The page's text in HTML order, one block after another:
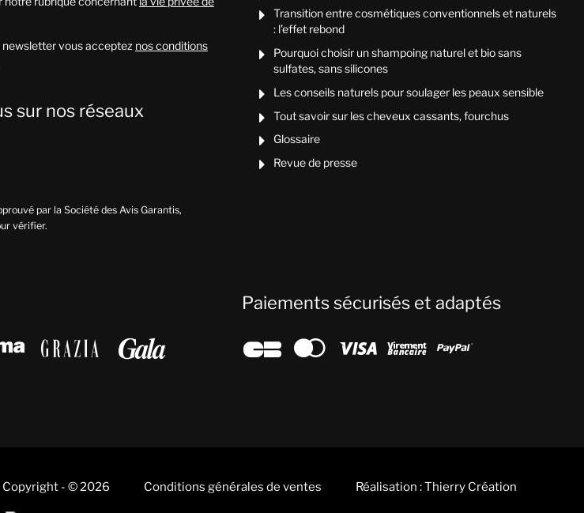
newsletter vous acceptez nos conditions
sur nos réseaux

Transition entre cosmétiques conventionnels et naturels
: l’effet rebond

Pourquoi choisir un shampoing naturel et bio sans
sulfates, sans silicones
 Les conseils naturels pour soulager les peaux sensible
 Tout savoir sur les cheveux cassants, fourchus
 Glossaire
 Revue de presse
par la Société des Avis Garantis,
vérifier.
 
Paiements sécurisés et adaptés
    
Copyright - © 2026 Conditions générales de ventes Réalisation : Thierry Création